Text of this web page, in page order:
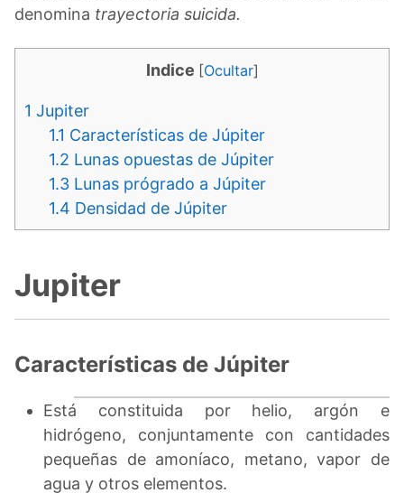
denomina trayectoria suicida.
Indice [Ocultar]
1 Jupiter
1.1 Características de Júpiter
1.2 Lunas opuestas de Júpiter
1.3 Lunas prógrado a Júpiter
1.4 Densidad de Júpiter
Jupiter
Características de Júpiter
Está constituida por helio, argón e
hidrógeno, conjuntamente con cantidades
pequeñas de amoníaco, metano, vapor de
agua y otros elementos.